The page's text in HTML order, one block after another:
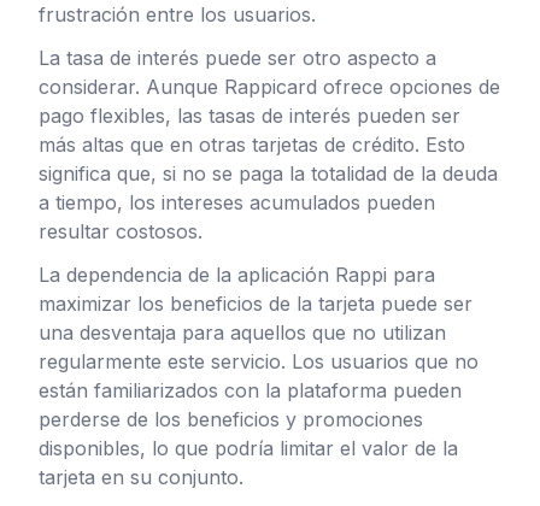
frustración entre los usuarios.
La tasa de interés puede ser otro aspecto a
considerar. Aunque Rappicard ofrece opciones de
pago flexibles, las tasas de interés pueden ser
más altas que en otras tarjetas de crédito. Esto
significa que, si no se paga la totalidad de la deuda
a tiempo, los intereses acumulados pueden
resultar costosos.
La dependencia de la aplicación Rappi para
maximizar los beneficios de la tarjeta puede ser
una desventaja para aquellos que no utilizan
regularmente este servicio. Los usuarios que no
están familiarizados con la plataforma pueden
perderse de los beneficios y promociones
disponibles, lo que podría limitar el valor de la
tarjeta en su conjunto.